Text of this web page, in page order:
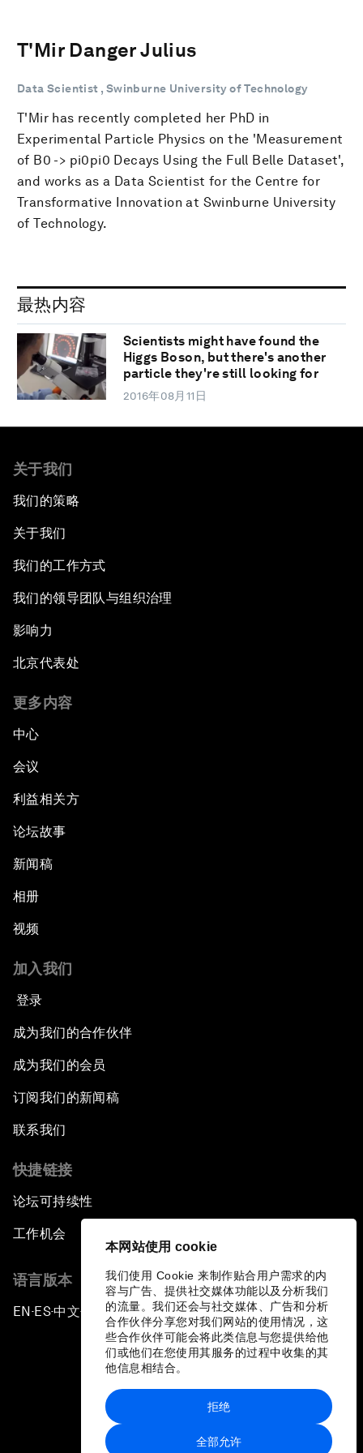
本网站使用 cookie
我们使用 Cookie 来制作贴合用户需求的内
容与广告、提供社交媒体功能以及分析我们
的流量。我们还会与社交媒体、广告和分析
合作伙伴分享您对我们网站的使用情况，这
些合作伙伴可能会将此类信息与您提供给他
们或他们在您使用其服务的过程中收集的其
他信息相结合。
全部允许
拒绝
T'Mir Danger Julius
Data Scientist , Swinburne University of Technology
T'Mir has recently completed her PhD in
Experimental Particle Physics on the 'Measurement
of B0 -> pi0pi0 Decays Using the Full Belle Dataset',
and works as a Data Scientist for the Centre for
Transformative Innovation at Swinburne University
of Technology.
最热内容
Scientists might have found the
Higgs Boson, but there's another
particle they're still looking for
2016年08月11日
关于我们
我们的策略
关于我们
我们的工作方式
我们的领导团队与组织治理
影响力
北京代表处
更多内容
中心
会议
利益相关方
论坛故事
新闻稿
相册
视频
加入我们
登录
成为我们的合作伙伴
成为我们的会员
订阅我们的新闻稿
联系我们
快捷链接
论坛可持续性
工作机会
语言版本
EN ▪ ES▪中文▪ 日本語